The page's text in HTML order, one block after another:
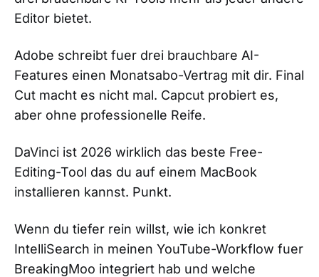
Editor bietet.
Adobe schreibt fuer drei brauchbare AI-
Features einen Monatsabo-Vertrag mit dir. Final
Cut macht es nicht mal. Capcut probiert es,
aber ohne professionelle Reife.
DaVinci ist 2026 wirklich das beste Free-
Editing-Tool das du auf einem MacBook
installieren kannst. Punkt.
Wenn du tiefer rein willst, wie ich konkret
IntelliSearch in meinen YouTube-Workflow fuer
BreakingMoo integriert hab und welche